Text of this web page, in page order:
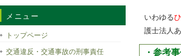
いわゆる
護士法人
・参考
メニュー
トップページ
交通違反・交通事故の刑事責任